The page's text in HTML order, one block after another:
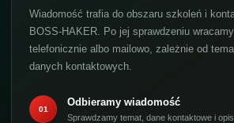
Wiadomość trafia do obszaru szkoleń i
BOSS‑HAKER. Po jej sprawdzeniu
telefonicznie albo mailowo, zależnie od
danych kontaktowych.
01
Odbieramy wiadomość
Sprawdzamy temat, dane kontaktowe i